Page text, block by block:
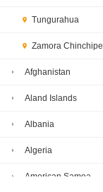
Tungurahua
Zamora Chinchipe
Afghanistan
Aland Islands
Albania
Algeria
American Samoa